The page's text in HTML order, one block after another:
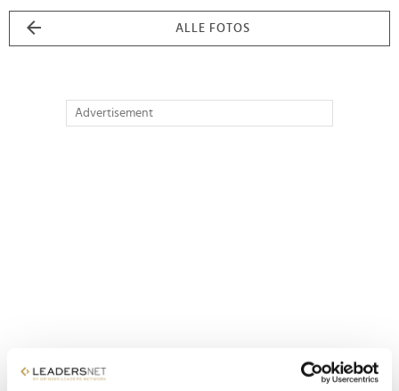
ALLE FOTOS
Advertisement